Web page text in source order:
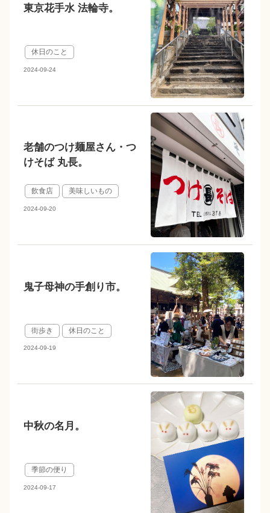
東京花手水 法輪寺。
休日のこと
2024-09-24
老舗のつけ麺屋さん・つ
けそば 丸長。
飲食店 美味しいもの
2024-09-20
鬼子母神の手創り市。
街歩き 休日のこと
2024-09-19
中秋の名月。
季節の便り
2024-09-17